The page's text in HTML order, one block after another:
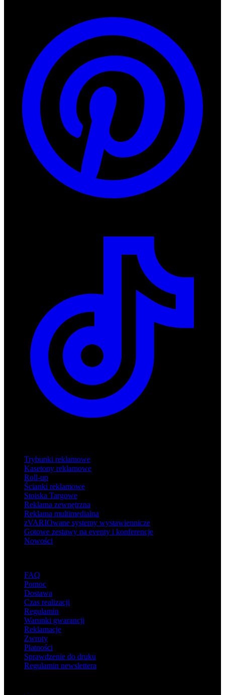
Trybunki reklamowe
Kasetony reklamowe
Roll-up
Ścianki reklamowe
Stoiska Targowe
Reklama zewnętrzna
Reklama multimedialna
zVARIOwane systemy wystawiennicze
Gotowe zestawy na eventy i konferencje
Nowości
FAQ
Pomoc
Dostawa
Czas realizacji
Regulamin
Warunki gwarancji
Reklamacje
Zwroty
Płatności
Sprawdzenie do druku
Regulamin newslettera